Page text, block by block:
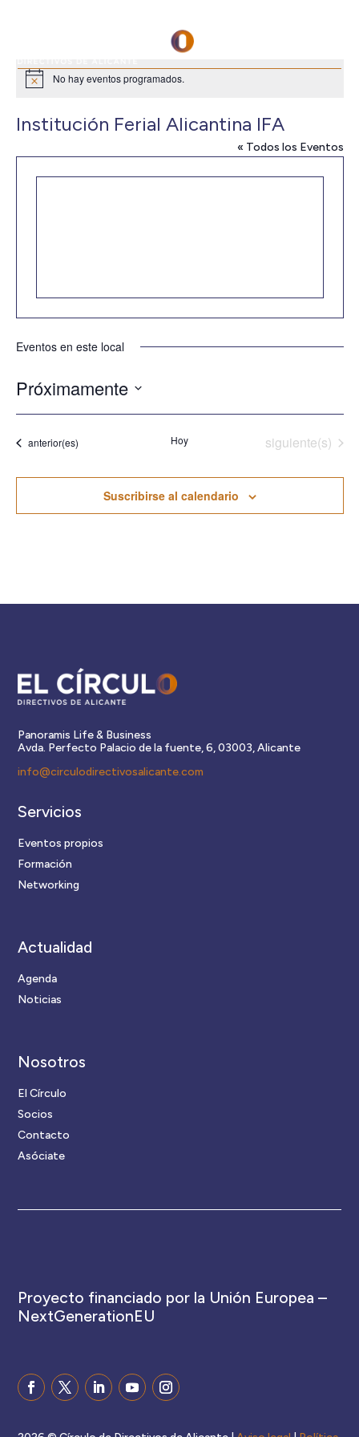
Aviso No hay eventos programados.
Institución Ferial Alicantina IFA
« Todos los Eventos
Eventos en este local
Próximamente
Eventos
anterior(es) Hoy Eventos
siguiente(s)
Suscribirse al calendario
Panoramis Life & Business
Avda. Perfecto Palacio de la fuente, 6, 03003, Alicante
info@circulodirectivosalicante.com
Servicios
Eventos propios
Formación
Networking
Actualidad
Agenda
Noticias
Nosotros
El Círculo
Socios
Contacto
Asóciate
Proyecto financiado por la Unión Europea –
NextGenerationEU